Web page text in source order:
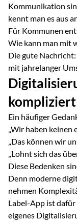
Kommunikation
kennt man es aus
Für Kommunen
Wie kann man mit
Die gute
mit jahrelanger
kompliziert
Ein häufiger
„Wir haben keinen
„Das können wir
„Lohnt sich das
Diese Bedenken
Denn moderne
nehmen
Label-App ist dafür
eigenes